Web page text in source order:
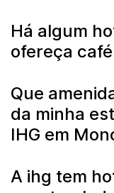
Há algum
ofereça
Que
da minha
IHG em
A ihg tem